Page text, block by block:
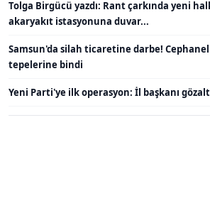
Tolga Birgücü yazdı: Rant çarkında yeni
akaryakıt istasyonuna duvar...
Samsun'da silah ticaretine darbe!
tepelerine bindi
Yeni Parti'ye ilk operasyon: İl başkanı